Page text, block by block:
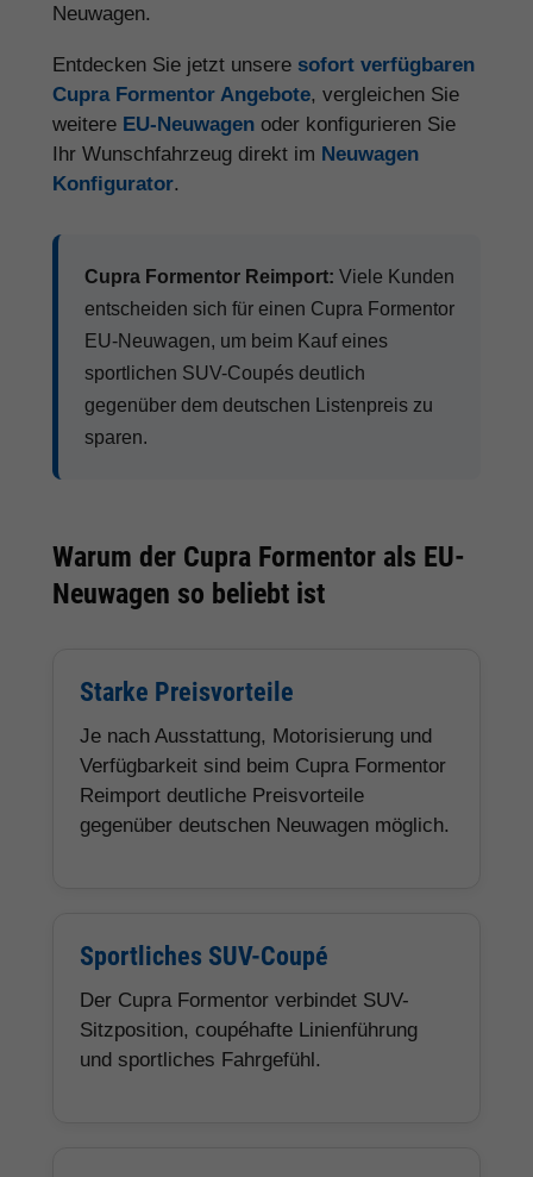
Neuwagen.
Entdecken Sie jetzt unsere sofort verfügbaren
Cupra Formentor Angebote, vergleichen Sie
weitere EU-Neuwagen oder konfigurieren Sie
Ihr Wunschfahrzeug direkt im Neuwagen
Konfigurator.
Cupra Formentor Reimport: Viele Kunden
entscheiden sich für einen Cupra Formentor
EU-Neuwagen, um beim Kauf eines
sportlichen SUV-Coupés deutlich
gegenüber dem deutschen Listenpreis zu
sparen.
Warum der Cupra Formentor als EU-
Neuwagen so beliebt ist
Starke Preisvorteile
Je nach Ausstattung, Motorisierung und
Verfügbarkeit sind beim Cupra Formentor
Reimport deutliche Preisvorteile
gegenüber deutschen Neuwagen möglich.
Sportliches SUV-Coupé
Der Cupra Formentor verbindet SUV-
Sitzposition, coupéhafte Linienführung
und sportliches Fahrgefühl.